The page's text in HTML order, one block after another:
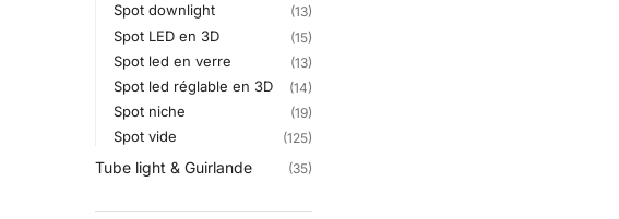
Spot downlight (13)
Spot LED en 3D (15)
Spot led en verre (13)
Spot led réglable en 3D (14)
Spot niche (19)
Spot vide (125)
Tube light & Guirlande (35)